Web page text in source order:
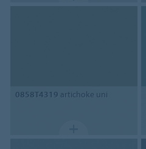
0858T4319 artichoke uni